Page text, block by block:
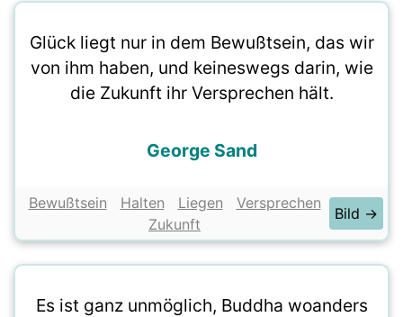
Glück liegt nur in dem Bewußtsein, das wir
von ihm haben, und keineswegs darin, wie
die Zukunft ihr Versprechen hält.
George Sand
Bewußtsein Halten Liegen
Versprechen
Zukunft
Bild →
Es ist ganz unmöglich, Buddha woanders